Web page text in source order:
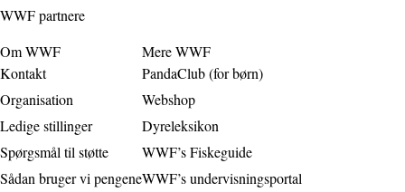
WWF partnere
Om WWF
Kontakt
Organisation
Ledige stillinger
Spørgsmål til støtte
Sådan bruger vi pengene
Mere WWF
PandaClub (for børn)
Webshop
Dyreleksikon
WWF’s Fiskeguide
WWF’s undervisningsportal